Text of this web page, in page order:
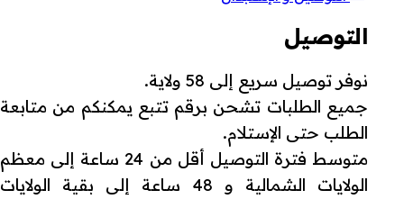
التوصيل
نوفر توصيل سريع إلى 58 ولاية.
جميع الطلبات تشحن برقم تتبع يمكنكم من متابعة
الطلب حتى الإستلام.
متوسط فترة التوصيل أقل من 24 ساعة إلى معظم
الولايات الشمالية و 48 ساعة إلى بقية الولايات